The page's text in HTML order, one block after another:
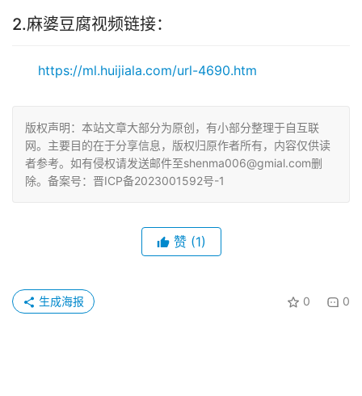
2.麻婆豆腐视频链接：
https://ml.huijiala.com/url-4690.htm
版权声明：本站文章大部分为原创，有小部分整理于自互联
网。主要目的在于分享信息，版权归原作者所有，内容仅供读
者参考。如有侵权请发送邮件至shenma006@gmial.com删
除。备案号：晋ICP备2023001592号-1
赞 (1)
0 0
生成海报